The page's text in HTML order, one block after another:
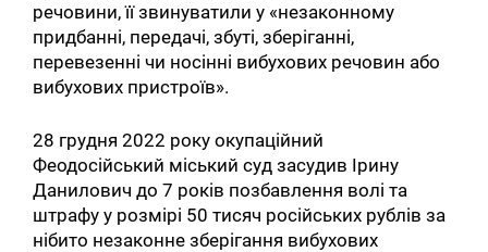
речовини, її звинуватили у «незаконному
придбанні, передачі, збуті, зберіганні,
перевезенні чи носінні вибухових речовин або
вибухових пристроїв».
28 грудня 2022 року окупаційний
Феодосійський міський суд засудив Ірину
Данилович до 7 років позбавлення волі та
штрафу у розмірі 50 тисяч російських рублів за
нібито незаконне зберігання вибухових